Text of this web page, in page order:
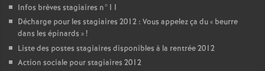
Infos brèves stagiaires n°11
Décharge pour les stagiaires 2012 : Vous appelez ça du « beurre
dans les épinards »!
Liste des postes stagiaires disponibles à la rentrée 2012
Action sociale pour stagiaires 2012